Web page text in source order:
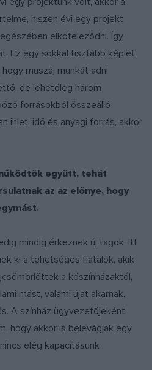
hiszen évi egy projekt
elköteleződni. Így
Ez egy sokkal tisztább képlet,
muszáj munkát adni
de lehetőleg három
forrásokból összeálló
ihlet, idő és anyagi forrás, akkor
együtt, tehát
az az előnye, hogy
mindig érkeznek új tagok. Itt
ki a tehetséges fiatalok, akik
a kőszínházaktól,
mást, valami újat akarnak.
A színház ügyvezetőjeként
hogy akkor is belevágjak egy
elég kapacitásunk